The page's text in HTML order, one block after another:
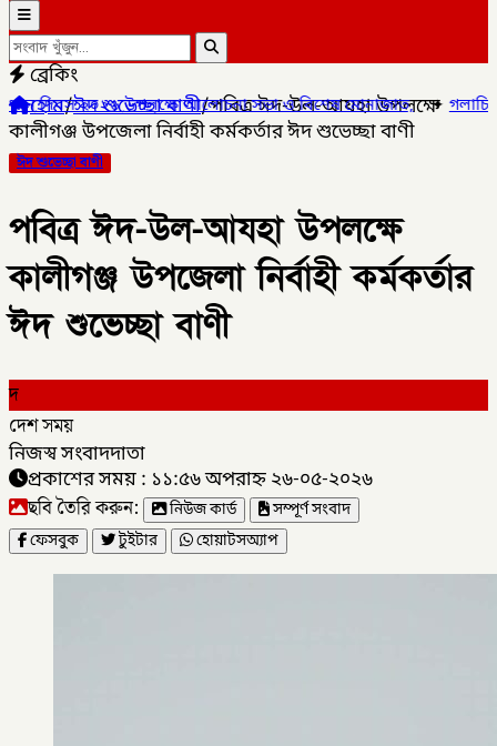
ব্রেকিং
সভা ও বিশেষ মোনাজাত,✦গলাচিপায় ১০ পিস ইয়াবাসহ যুবক
হোম/ঈদ শুভেচ্ছা বাণী/পবিত্র ঈদ-উল-আযহা উপলক্ষে
কালীগঞ্জ উপজেলা নির্বাহী কর্মকর্তার ঈদ শুভেচ্ছা বাণী
ঈদ শুভেচ্ছা বাণী
পবিত্র ঈদ-উল-আযহা উপলক্ষে
কালীগঞ্জ উপজেলা নির্বাহী কর্মকর্তার
ঈদ শুভেচ্ছা বাণী
দ
দেশ সময়
নিজস্ব সংবাদদাতা
প্রকাশের সময় : ১১:৫৬ অপরাহ্ন ২৬-০৫-২০২৬
ছবি তৈরি করুন: নিউজ কার্ড
সম্পূর্ণ সংবাদ
ফেসবুক
টুইটার হোয়াটসঅ্যাপ